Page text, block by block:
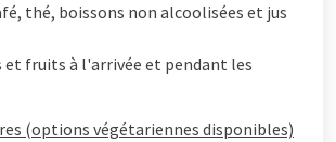
thé, boissons non alcoolisées et jus
fruits à l'arrivée et pendant les
(options végétariennes disponibles)